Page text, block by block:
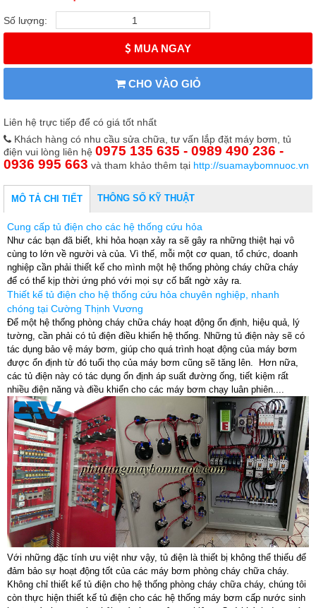
Số lượng:
MUA NGAY
CHO VÀO GIỎ
Liên hệ trực tiếp để có giá tốt nhất
Khách hàng có nhu cầu sửa chữa, tư vấn lắp đặt máy bơm, tủ
điện vui lòng liên hệ 0975 135 635 - 0989 490 236 -
0936 995 663 và tham khảo thêm tại http://suamaybomnuoc.vn
MÔ TẢ CHI TIẾT THÔNG SỐ KỸ THUẬT
Cung cấp tủ điện cho các hệ thống cứu hỏa
Như các bạn đã biết, khi hỏa hoạn xảy ra sẽ gây ra những thiệt hại vô
cùng to lớn về người và của. Vì thế, mỗi một cơ quan, tổ chức, doanh
nghiệp cần phải thiết kế cho mình một hệ thống phòng cháy chữa cháy
để có thể kịp thời ứng phó với mọi sự cố bất ngờ xảy ra.
Thiết kế tủ điện cho hệ thống cứu hỏa chuyên nghiệp, nhanh
chóng tại Cường Thịnh Vương
Để một hệ thống phòng cháy chữa cháy hoạt động ổn định, hiệu quả, lý
tường, cần phải có tủ điện điều khiển hệ thống. Những tủ điện này sẽ có
tác dụng bảo vệ máy bơm, giúp cho quá trình hoạt động của máy bơm
được ổn định từ đó tuổi thọ của máy bơm cũng sẽ tăng lên. Hơn nữa,
các tủ điện này có tác dụng ổn định áp suất đường ống, tiết kiệm rất
nhiều điện năng và điều khiển cho các máy bơm chạy luân phiên....
Với những đặc tính ưu việt như vậy, tủ điện là thiết bị không thể thiếu để
đảm bảo sự hoạt động tốt của các máy bơm phòng cháy chữa cháy.
Không chỉ thiết kế tủ điện cho hệ thống phòng cháy chữa cháy, chúng tôi
còn thực hiện thiết kế tủ điện cho các hệ thống máy bơm cấp nước sinh